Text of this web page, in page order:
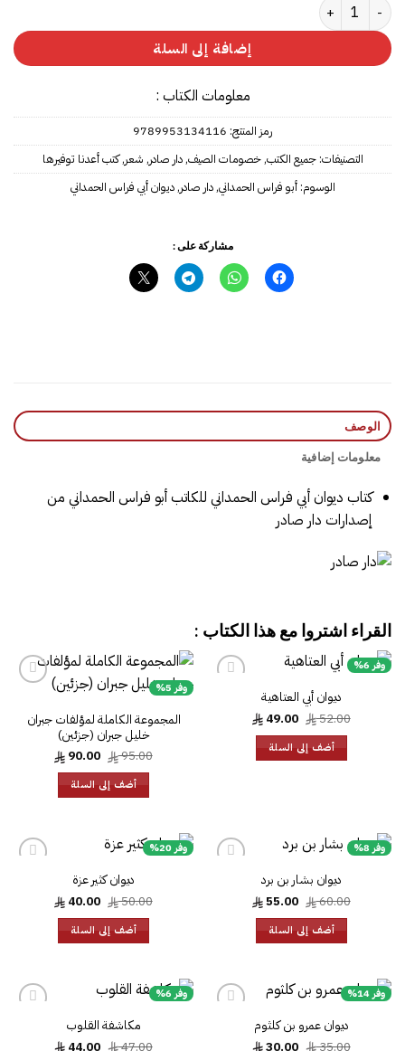
إضافة إلى السلة
معلومات الكتاب :
رمز المنتج: 9789953134116
التصنيفات:جميع الكتب,خصومات الصيف,دار صادر, شعر,كتب أعدنا توفيرها
الوسوم:أبو فراس الحمداني,دار صادر,ديوان أبي فراس الحمداني
مشاركة على :
الوصف
معلومات إضافية
كتاب ديوان أبي فراس الحمداني للكاتب أبو فراس الحمداني من
إصدارات دار صادر
القراء اشتروا مع هذا الكتاب :
وفر 6%
ديوان أبي العتاهية
52.00
السعر
الأصلي
هو:
52.00.
49.00 السعر
الحالي
أضف إلى السلة
وفر 5%
المجموعة الكاملة لمؤلفات جبران
خليل جبران (جزئين)
95.00
السعر
هو:
95.00.
90.00 السعر
الحالي
أضف إلى السلة
وفر 8%
ديوان بشار بن برد
60.00
السعر
هو:
60.00.
55.00 السعر
الحالي
أضف إلى السلة
وفر 20%
ديوان كثير عزة
50.00
السعر
هو:
50.00.
40.00 السعر
الحالي
أضف إلى السلة
وفر 14%
ديوان عمرو بن كلثوم
35.00
السعر
30.00 السعر
وفر 6%
مكاشفة القلوب
47.00
السعر
44.00 السعر